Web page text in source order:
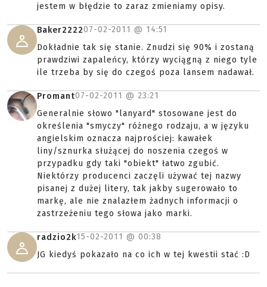
jestem w błędzie to zaraz zmieniamy opisy.
Baker222207-02-2011 @ 14:51
Dokładnie tak się stanie. Znudzi się 90% i zostaną
prawdziwi zapaleńcy, którzy wyciągną z niego tyle
ile trzeba by się do czegoś poza lansem nadawał.
Promant07-02-2011 @ 23:21
Generalnie słowo "lanyard" stosowane jest do
określenia "smyczy" różnego rodzaju, a w języku
angielskim oznacza najprościej: kawałek
liny/sznurka służącej do noszenia czegoś w
przypadku gdy taki "obiekt" łatwo zgubić.
Niektórzy producenci zaczęli używać tej nazwy
pisanej z dużej litery, tak jakby sugerowało to
markę, ale nie znalazłem żadnych informacji o
zastrzeżeniu tego słowa jako marki.
radzio2k15-02-2011 @ 00:38
JG kiedyś pokazało na co ich w tej kwestii stać :D